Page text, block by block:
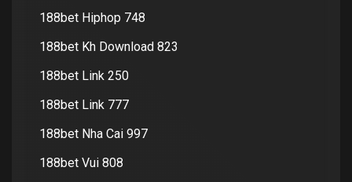
188bet Hiphop 748
188bet Kh Download 823
188bet Link 250
188bet Link 777
188bet Nha Cai 997
188bet Vui 808